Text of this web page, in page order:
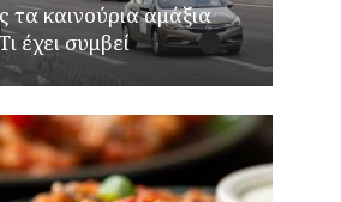
τα καινούρια αμάξια
έχει συμβεί